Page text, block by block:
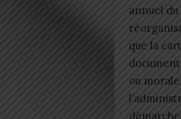
annuel
que la
ou